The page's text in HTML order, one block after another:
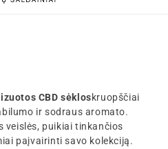
CBD sėkloskruopščiai
ir sodraus aromato.
veislės, puikiai tinkančios
paįvairinti savo kolekciją.